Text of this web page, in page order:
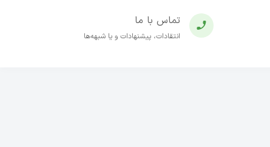
تماس با ما
انتقادات، پیشنهادات و یا شبهه‌ها